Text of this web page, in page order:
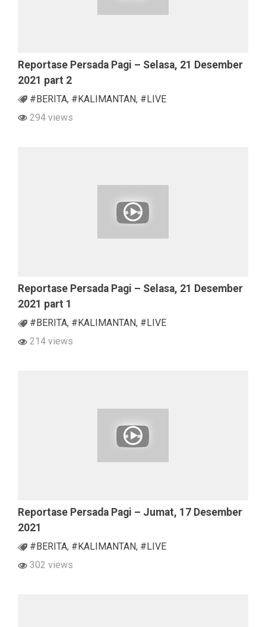
Reportase Persada Pagi – Selasa, 21 Desember
2021 part 2
#BERITA, #KALIMANTAN, #LIVE
294 views
Reportase Persada Pagi – Selasa, 21 Desember
2021 part 1
#BERITA, #KALIMANTAN, #LIVE
214 views
Reportase Persada Pagi – Jumat, 17 Desember
2021
#BERITA, #KALIMANTAN, #LIVE
302 views